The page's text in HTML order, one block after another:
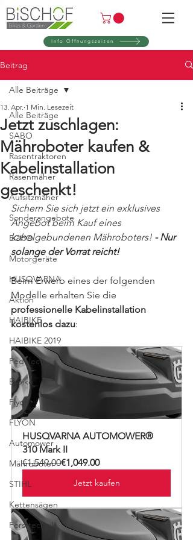
Info Öffnungszeiten
Beitrag
Alle Beiträge
SABO
Rasentraktoren
Rasenmäher
Aufsitzmäher
Sonderangebote
ECHO
Motorgeräte
HUSQVARNA
Aktion
HAIBIKE
HAIBIKE 2019
Pedelec
E-Bike
Flyon
FLYON
Automower
Mähroboter
STIHL
Kettensägen
Forsttechnik
Alle Beiträge
Jetzt zuschlagen:
Mähroboter kaufen &
Kabelinstallation
geschenkt!
13. Apr. 1 Min. Lesezeit
Sichern Sie sich jetzt ein exklusives
Angebot beim Kauf eines
kabelgebundenen Mähroboters! - Nur
solange der Vorrat reicht!
Beim Erwerb eines der folgenden
Modelle erhalten Sie die
professionelle Kabelinstallation
kostenlos dazu:
HUSQVARNA AUTOMOWER®
310 Mark II
€1,549.00€1,049.00
Jetzt kaufen